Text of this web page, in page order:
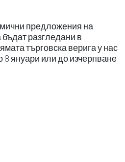
предложения на
разгледани в
търговска верига у нас
януари или до изчерпване